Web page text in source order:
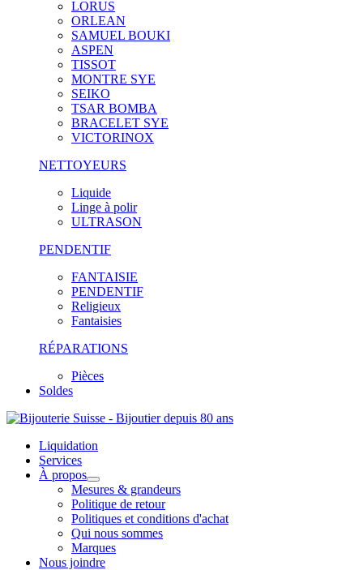
LORUS
ORLEAN
SAMUEL BOUKI
ASPEN
TISSOT
MONTRE SYE
SEIKO
TSAR BOMBA
BRACELET SYE
VICTORINOX
NETTOYEURS
Liquide
Linge à polir
ULTRASON
PENDENTIF
FANTAISIE
PENDENTIF
Religieux
Fantaisies
RÉPARATIONS
Pièces
Soldes
Liquidation
Services
À propos
Mesures & grandeurs
Politique de retour
Politiques et conditions d'achat
Qui nous sommes
Marques
Nous joindre